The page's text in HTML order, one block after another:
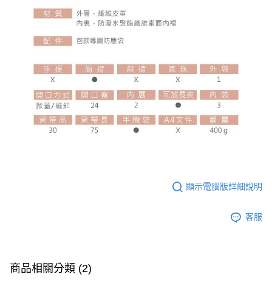
顯示電腦版詳細說明
客服
商品相關分類 (2)